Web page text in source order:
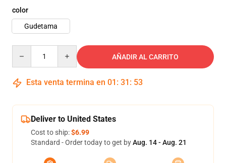
color
Gudetama
AÑADIR AL CARRITO
Esta venta termina en 01 : 31 : 50
Deliver to United States
Cost to ship:$6.99
Standard - Order today to get byAug. 14 - Aug. 21